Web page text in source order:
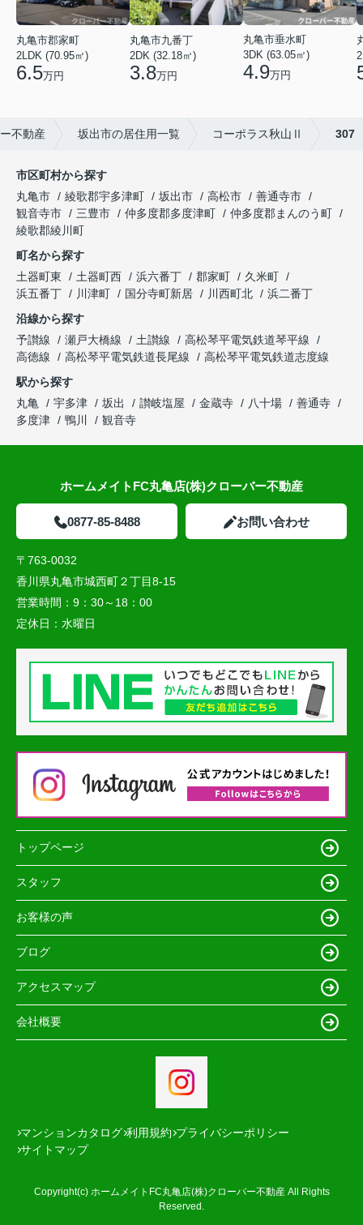
丸亀市郡家町
2LDK (70.95㎡)
6.5万円
丸亀市九番丁
2DK (32.18㎡)
3.8万円
丸亀市垂水町
3DK (63.05㎡)
4.9万円
不動産 坂出市の居住用一覧 コーポラス秋山Ⅱ 307
市区町村から探す
丸亀市
綾歌郡宇多津町 坂出市 高松市
善通寺市
観音寺市
三豊市 仲多度郡多度津町
仲多度郡まんのう町
綾歌郡綾川町
町名から探す
土器町東
土器町西 浜六番丁 郡家町
久米町
浜五番丁
川津町 国分寺町新居 川西町北
浜二番丁
沿線から探す
予讃線
瀬戸大橋線 土讃線
高松琴平電気鉄道琴平線
高徳線
高松琴平電気鉄道長尾線
高松琴平電気鉄道志度線
駅から探す
丸亀
宇多津 坂出 讃岐塩屋 金蔵寺 八十場
善通寺
多度津
鴨川 観音寺
ホームメイトFC丸亀店(株)クローバー不動産
0877-85-8488 お問い合わせ
〒763-0032
香川県丸亀市城西町２丁目8-15
営業時間： 9：30～18：00
定休日： 水曜日
トップページ
スタッフ
お客様の声
ブログ
アクセスマップ
会社概要
マンションカタログ 利用規約 プライバシーポリシー
サイトマップ
Copyright(c) ホームメイトFC丸亀店(株)クローバー不動産 All Rights
Reserved.